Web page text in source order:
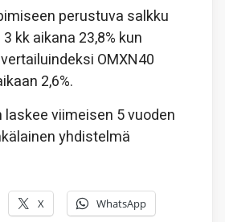
perustuva salkku
kk aikana 23,8% kun
OMXN40
2,6%.
laskee viimeisen 5 vuoden
yhdistelmä
X WhatsApp